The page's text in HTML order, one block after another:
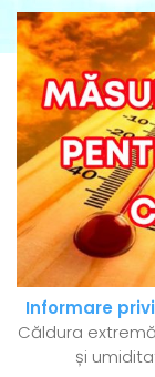
Informare
Căldura
și